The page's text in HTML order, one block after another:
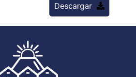
Descargar